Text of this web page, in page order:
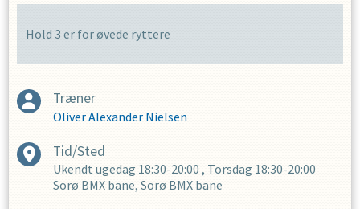
Hold 3 er for øvede ryttere
Træner
Oliver Alexander Nielsen
Tid/Sted
Ukendt ugedag 18:30-20:00 , Torsdag 18:30-20:00
Sorø BMX bane, Sorø BMX bane